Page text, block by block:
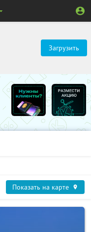
Загрузить
Показать на карте